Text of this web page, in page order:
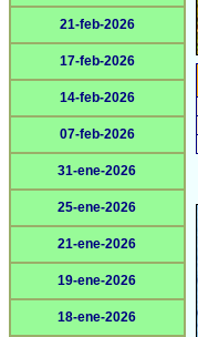
21-feb-2026
17-feb-2026
14-feb-2026
07-feb-2026
31-ene-2026
25-ene-2026
21-ene-2026
19-ene-2026
18-ene-2026